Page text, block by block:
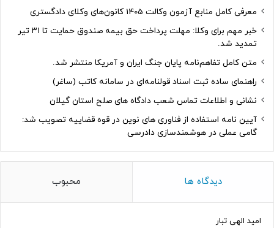
معرفی کامل منابع آزمون وکالت 1405 کانون‌های وکلای دادگستری
خبر مهم برای وکلا: مهلت پرداخت حق بیمه صندوق حمایت تا ۳۱ تیر
تمدید شد.
متن کامل تفاهم‌نامه پایان جنگ ایران و آمریکا منتشر شد.
راهنمای ساده ثبت اسناد قولنامه‌ای در سامانه کاتب (ساغر)
نشانی و اطلاعات تماس شعب دادگاه های صلح استان گیلان
آیین نامه استفاده از فناوری های نوین در قوه قضاییه تصویب شد:
گامی عملی در هوشمندسازی دادرسی
دیدگاه ها محبوب
امید الهی تبار